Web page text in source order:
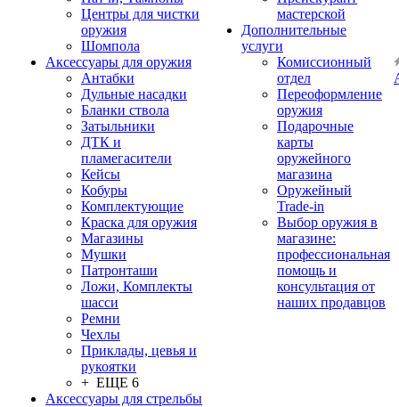
Центры для чистки
оружия
Шомпола
Аксессуары для оружия
Антабки
Дульные насадки
Бланки ствола
Затыльники
ДТК и
пламегасители
Кейсы
Кобуры
Комплектующие
Краска для оружия
Магазины
Мушки
Патронташи
Ложи, Комплекты
шасси
Ремни
Чехлы
Приклады, цевья и
рукоятки
+ ЕЩЕ 6
Аксессуары для стрельбы
мастерской
Дополнительные
услуги
Комиссионный
отдел
Переоформление
оружия
Подарочные
карты
оружейного
магазина
Оружейный
Trade-in
Выбор оружия в
магазине:
профессиональная
помощь и
консультация от
наших продавцов